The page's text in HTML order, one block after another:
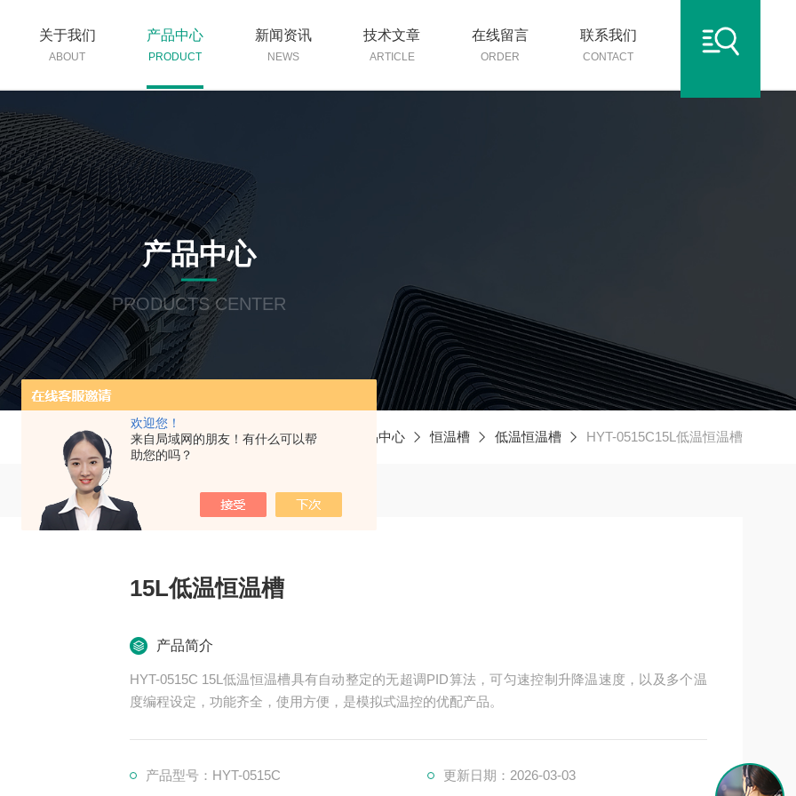
欢迎您！
来自局域网的朋友！有什么可以帮
助您的吗？
关于我们
ABOUT
产品中心
PRODUCT
新闻资讯
NEWS
技术文章
ARTICLE
在线留言
ORDER
联系我们
CONTACT
产品中心
PRODUCTS CENTER
当前位置：首页 产品中心 恒温槽 低温恒温槽 HYT-0515C15L低温恒温槽
15L低温恒温槽
产品简介
HYT-0515C 15L低温恒温槽具有自动整定的无超调PID算法，可匀速控制升降温速度，以及多个温
度编程设定，功能齐全，使用方便，是模拟式温控的优配产品。
产品型号：HYT-0515C 更新日期：2026-03-03